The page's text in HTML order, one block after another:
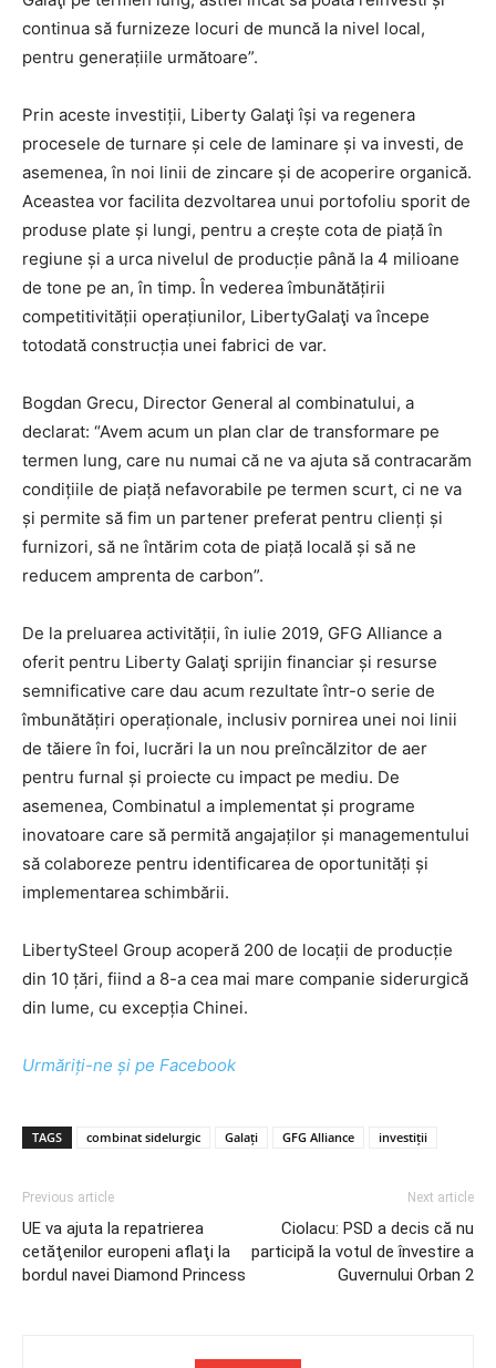
continua să furnizeze locuri de muncă la nivel local,
pentru generațiile următoare”.
Prin aceste investiții, Liberty Galaţi își va regenera
procesele de turnare și cele de laminare și va investi, de
asemenea, în noi linii de zincare și de acoperire organică.
Aceastea vor facilita dezvoltarea unui portofoliu sporit de
produse plate și lungi, pentru a crește cota de piață în
regiune și a urca nivelul de producție până la 4 milioane
de tone pe an, în timp. În vederea îmbunătățirii
competitivității operațiunilor, LibertyGalaţi va începe
totodată construcția unei fabrici de var.
Bogdan Grecu, Director General al combinatului, a
declarat: “Avem acum un plan clar de transformare pe
termen lung, care nu numai că ne va ajuta să contracarăm
condițiile de piață nefavorabile pe termen scurt, ci ne va
și permite să fim un partener preferat pentru clienți și
furnizori, să ne întărim cota de piață locală și să ne
reducem amprenta de carbon”.
De la preluarea activității, în iulie 2019, GFG Alliance a
oferit pentru Liberty Galaţi sprijin financiar și resurse
semnificative care dau acum rezultate într-o serie de
îmbunătățiri operaționale, inclusiv pornirea unei noi linii
de tăiere în foi, lucrări la un nou preîncălzitor de aer
pentru furnal și proiecte cu impact pe mediu. De
asemenea, Combinatul a implementat și programe
inovatoare care să permită angajaților și managementului
să colaboreze pentru identificarea de oportunități și
implementarea schimbării.
LibertySteel Group acoperă 200 de locații de producție
din 10 țări, fiind a 8-a cea mai mare companie siderurgică
din lume, cu excepția Chinei.
Urmăriți-ne și pe Facebook
TAGS combinat sidelurgic Galați GFG Alliance investiții
Previous article
UE va ajuta la repatrierea
cetăţenilor europeni aflaţi la
bordul navei Diamond Princess
Next article
Ciolacu: PSD a decis că nu
participă la votul de învestire a
Guvernului Orban 2